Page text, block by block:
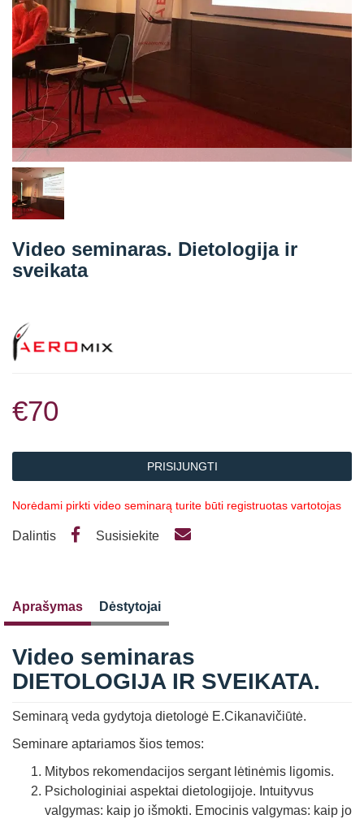
Straipsniai
Sėkmės istorijos
Atsiliepimai
Kontaktai
Video seminaras. Dietologija ir
sveikata
€70
PRISIJUNGTI
Norėdami pirkti video seminarą turite būti registruotas vartotojas
Dalintis Susisiekite
Aprašymas Dėstytojai
Video seminaras
DIETOLOGIJA IR SVEIKATA.
Seminarą veda gydytoja dietologė E.Cikanavičiūtė.
Seminare aptariamos šios temos:
Mitybos rekomendacijos sergant lėtinėmis ligomis.
Psichologiniai aspektai dietologijoje. Intuityvus
valgymas: kaip jo išmokti. Emocinis valgymas: kaip jo